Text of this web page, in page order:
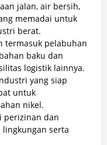
jalan, air bersih,
memadai untuk
berat.
termasuk pelabuhan
baku dan
logistik lainnya.
yang siap
untuk
nikel.
perizinan dan
serta